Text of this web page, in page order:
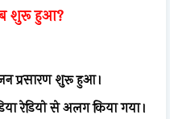
शुरू हुआ?
प्रसारण शुरू हुआ।
रेडियो से अलग किया गया।